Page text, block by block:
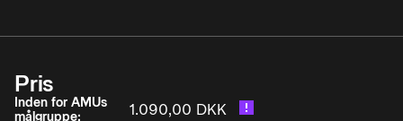
• Foretage korrekt stuvning, optagning og
afsætning af forskelligt gods i forskellige højder i
Pris
Inden for AMUs
målgruppe:
1.090,00 DKK